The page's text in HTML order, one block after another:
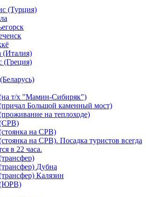
(Турция)
(Италия)
(Греция)
т/х "Мамин-Сибиряк")
Большой каменный мост)
на теплоходе)
на СРВ)
на СРВ). Посадка туристов всегда
в 22 часа.
Дубна
Калязин
(ЮРВ)